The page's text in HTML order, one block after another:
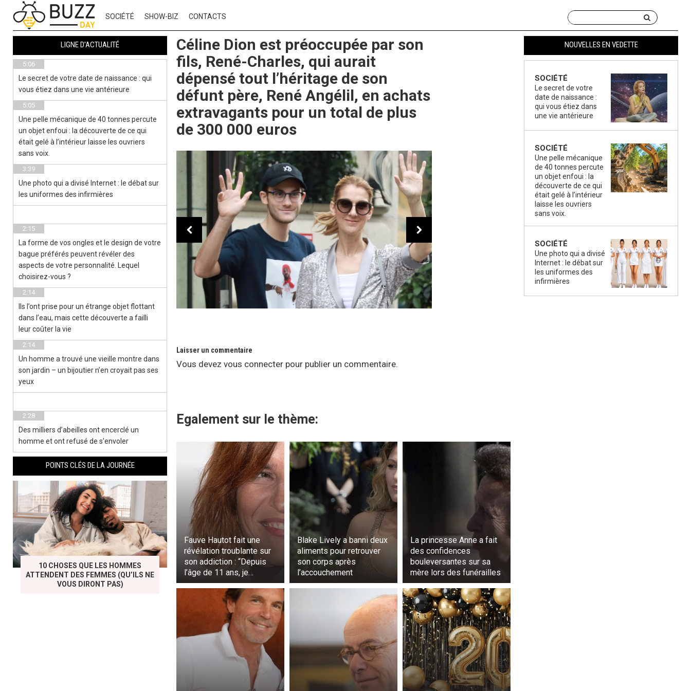
SOCIÉTÉ SHOW-BIZ CONTACTS
Céline Dion est préoccupée par son
fils, René-Charles, qui aurait
dépensé tout l’héritage de son
défunt père, René Angélil, en achats
extravagants pour un total de plus
de 300 000 euros
Laisser un commentaire
Vous devez vous connecter pour publier un commentaire.
NOUVELLES EN VEDETTE
SOCIÉTÉ
Le secret de votre
date de naissance :
qui vous étiez dans
une vie antérieure
SOCIÉTÉ
Une pelle mécanique
de 40 tonnes percute
un objet enfoui : la
découverte de ce qui
était gelé à l’intérieur
laisse les ouvriers
sans voix.
SOCIÉTÉ
Une photo qui a divisé
Internet : le débat sur
les uniformes des
infirmières
Egalement sur le thème:
Fauve Hautot fait une
révélation troublante sur
son addiction : “Depuis
l’âge de 11 ans, je…
Blake Lively a banni deux
aliments pour retrouver
son corps après
l’accouchement
La princesse Anne a fait
des confidences
bouleversantes sur sa
mère lors des funérailles
LIGNE D'ACTUALITÉ
5:06
Le secret de votre date de naissance : qui
vous étiez dans une vie antérieure
5:05
Une pelle mécanique de 40 tonnes percute
un objet enfoui : la découverte de ce qui
était gelé à l’intérieur laisse les ouvriers
sans voix.
3:39
Une photo qui a divisé Internet : le débat sur
les uniformes des infirmières
2:15
La forme de vos ongles et le design de votre
bague préférés peuvent révéler des
aspects de votre personnalité. Lequel
choisirez-vous ?
2:14
Ils l’ont prise pour un étrange objet flottant
dans l’eau, mais cette découverte a failli
leur coûter la vie
2:14
Un homme a trouvé une vieille montre dans
son jardin – un bijoutier n’en croyait pas ses
yeux
2:28
Des milliers d’abeilles ont encerclé un
homme et ont refusé de s’envoler
POINTS CLÉS DE LA JOURNÉE
10 CHOSES QUE LES HOMMES
ATTENDENT DES FEMMES (QU’ILS NE
VOUS DIRONT PAS)